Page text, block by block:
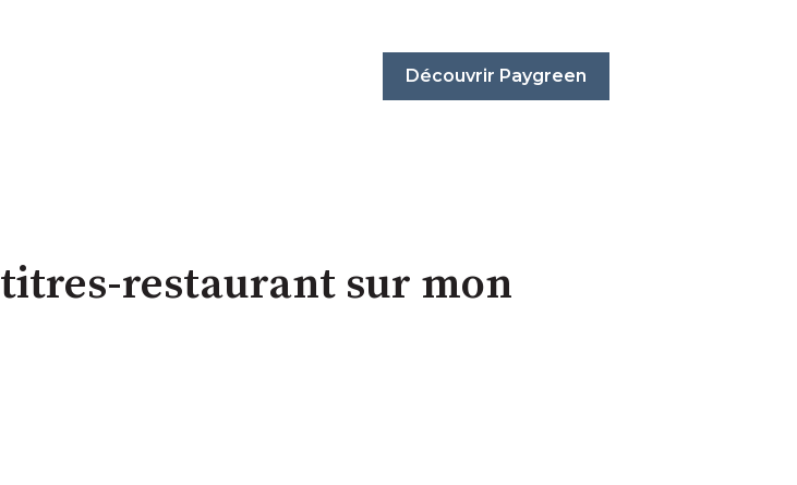
Découvrir Paygreen
restaurant sur mon